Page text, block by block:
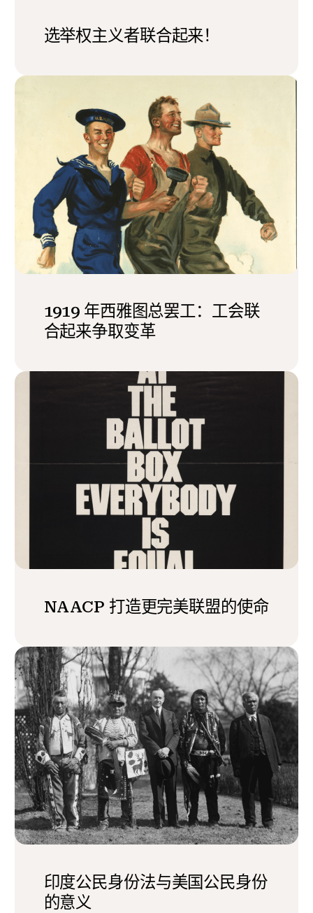
选举权主义者联合起来！
1919 年西雅图总罢工：工会联
合起来争取变革
NAACP 打造更完美联盟的使命
印度公民身份法与美国公民身份
的意义